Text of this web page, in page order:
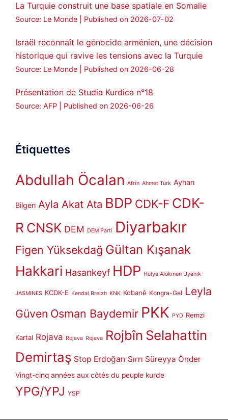
La Turquie construit une base spatiale en Somalie
Source: Le Monde Published on 2026-07-02
Israël reconnaît le génocide arménien, une décision
historique qui ravive les tensions avec la Turquie
Source: Le Monde Published on 2026-06-28
Présentation de Studia Kurdica n°18
Source: AFP Published on 2026-06-26
Étiquettes
Abdullah Öcalan Afrin Ahmet Türk Ayhan
Bilgen Ayla Akat Ata BDP CDK-F CDK-
R CNSK DEM DEM Parti Diyarbakır
Figen Yüksekdağ Gültan Kışanak
Hakkari Hasankeyf HDP Hülya Alökmen Uyanık
JASMINES KCDK-E Kendal Breizh KNK Kobanê Kongra-Gel Leyla
Güven Osman Baydemir PKK PYD Remzi
Kartal Rojava Rojava Rojava Rojbîn Selahattin
Demirtaş Stop Erdoğan Sırrı Süreyya Önder
Vingt-cinq années aux côtés du peuple kurde
YPG/YPJ YSP